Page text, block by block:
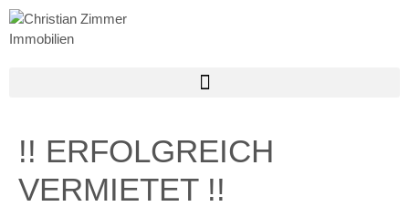
!! ERFOLGREICH
VERMIETET !!